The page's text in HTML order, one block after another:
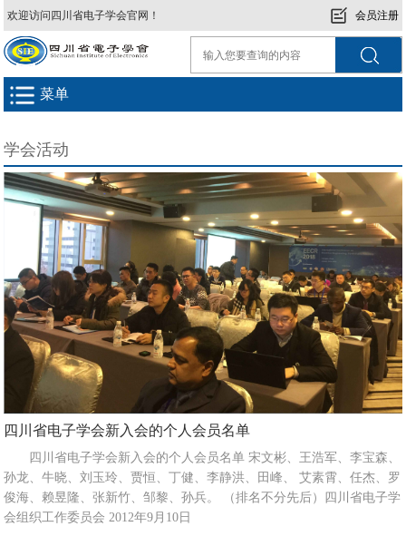
欢迎访问四川省电子学会官网！ 会员注册
菜单
学会活动
四川省电子学会新入会的个人会员名单
四川省电子学会新入会的个人会员名单 宋文彬、王浩军、李宝森、
孙龙、牛晓、刘玉玲、贾恒、丁健、李静洪、田峰、 艾素霄、任杰、罗
俊海、赖昱隆、张新竹、邹黎、孙兵。 （排名不分先后）四川省电子学
会组织工作委员会 2012年9月10日